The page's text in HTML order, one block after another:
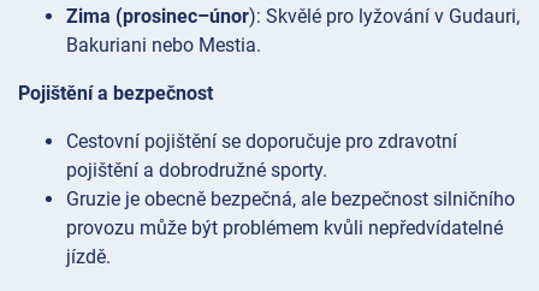
Zima (prosinec–únor): Skvělé pro lyžování v Gudauri,
Bakuriani nebo Mestia.
Pojištění a bezpečnost
Cestovní pojištění se doporučuje pro zdravotní
pojištění a dobrodružné sporty.
Gruzie je obecně bezpečná, ale bezpečnost silničního
provozu může být problémem kvůli nepředvídatelné
jízdě.